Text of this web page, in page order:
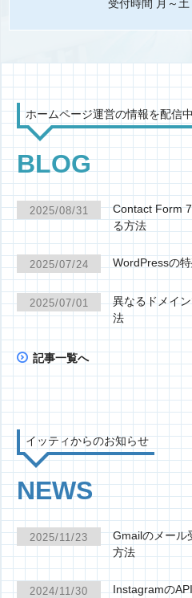
受付時間 月～土
ホームページ運営の情報を配信中
BLOG
2025/08/31
Contact Form
る方法
2025/07/24 WordPressの
2025/07/01
異なるドメイ
法
記事一覧へ
イッティからのお知らせ
NEWS
2025/11/23
Gmailのメール
方法
2024/11/30
Instagramの